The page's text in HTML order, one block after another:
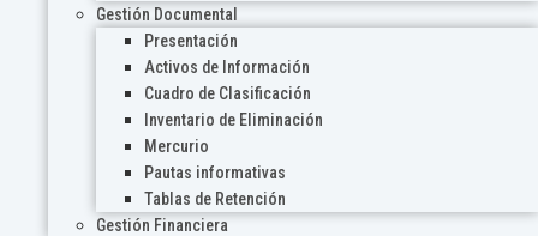
Gestión Documental
Presentación
Activos de Información
Cuadro de Clasificación
Inventario de Eliminación
Mercurio
Pautas informativas
Tablas de Retención
Gestión Financiera